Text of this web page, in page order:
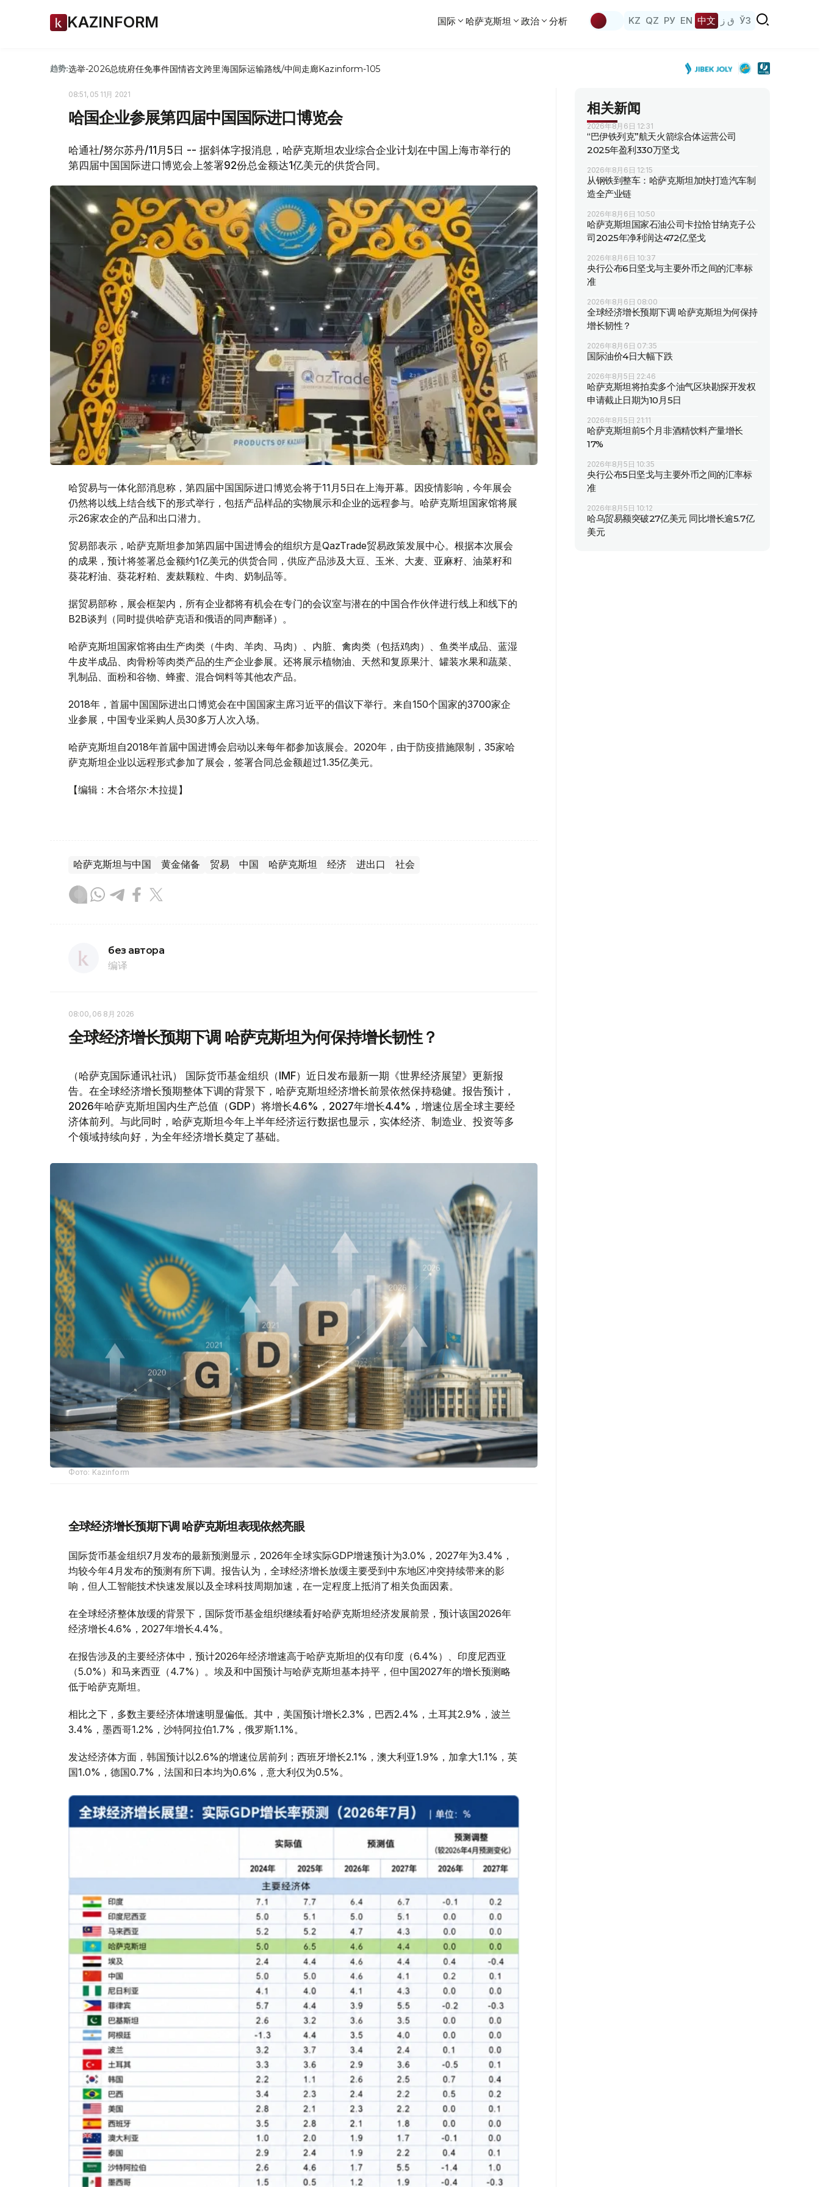
KAZINFORM 国际 哈萨克斯坦 政治 分析 KZ QZ РУ EN 中文 ق ز ЎЗ
趋势:选举-2026总统府任免事件国情咨文跨里海国际运输路线/中间走廊Kazinform-105
08:51, 05 11月 2021
哈国企业参展第四届中国国际进口博览会
哈通社/努尔苏丹/11月5日 -- 据斜体字报消息，哈萨克斯坦农业综合企业计划在中国上海市举行的
第四届中国国际进口博览会上签署92份总金额达1亿美元的供货合同。
哈贸易与一体化部消息称，第四届中国国际进口博览会将于11月5日在上海开幕。因疫情影响，今年展会
仍然将以线上结合线下的形式举行，包括产品样品的实物展示和企业的远程参与。哈萨克斯坦国家馆将展
示26家农企的产品和出口潜力。
贸易部表示，哈萨克斯坦参加第四届中国进博会的组织方是QazTrade贸易政策发展中心。根据本次展会
的成果，预计将签署总金额约1亿美元的供货合同，供应产品涉及大豆、玉米、大麦、亚麻籽、油菜籽和
葵花籽油、葵花籽粕、麦麸颗粒、牛肉、奶制品等。
据贸易部称，展会框架内，所有企业都将有机会在专门的会议室与潜在的中国合作伙伴进行线上和线下的
B2B谈判（同时提供哈萨克语和俄语的同声翻译）。
哈萨克斯坦国家馆将由生产肉类（牛肉、羊肉、马肉）、内脏、禽肉类（包括鸡肉）、鱼类半成品、蓝湿
牛皮半成品、肉骨粉等肉类产品的生产企业参展。还将展示植物油、天然和复原果汁、罐装水果和蔬菜、
乳制品、面粉和谷物、蜂蜜、混合饲料等其他农产品。
2018年，首届中国国际进出口博览会在中国国家主席习近平的倡议下举行。来自150个国家的3700家企
业参展，中国专业采购人员30多万人次入场。
哈萨克斯坦自2018年首届中国进博会启动以来每年都参加该展会。2020年，由于防疫措施限制，35家哈
萨克斯坦企业以远程形式参加了展会，签署合同总金额超过1.35亿美元。
【编辑：木合塔尔·木拉提】
哈萨克斯坦与中国 黄金储备 贸易 中国 哈萨克斯坦 经济 进出口 社会
без автора
编译
08:00, 06 8月 2026
全球经济增长预期下调 哈萨克斯坦为何保持增长韧性？
（哈萨克国际通讯社讯） 国际货币基金组织（IMF）近日发布最新一期《世界经济展望》更新报
告。在全球经济增长预期整体下调的背景下，哈萨克斯坦经济增长前景依然保持稳健。报告预计，
2026年哈萨克斯坦国内生产总值（GDP）将增长4.6%，2027年增长4.4%，增速位居全球主要经
济体前列。与此同时，哈萨克斯坦今年上半年经济运行数据也显示，实体经济、制造业、投资等多
个领域持续向好，为全年经济增长奠定了基础。
Фото: Kazinform
全球经济增长预期下调 哈萨克斯坦表现依然亮眼
国际货币基金组织7月发布的最新预测显示，2026年全球实际GDP增速预计为3.0%，2027年为3.4%，
均较今年4月发布的预测有所下调。报告认为，全球经济增长放缓主要受到中东地区冲突持续带来的影
响，但人工智能技术快速发展以及全球科技周期加速，在一定程度上抵消了相关负面因素。
在全球经济整体放缓的背景下，国际货币基金组织继续看好哈萨克斯坦经济发展前景，预计该国2026年
经济增长4.6%，2027年增长4.4%。
在报告涉及的主要经济体中，预计2026年经济增速高于哈萨克斯坦的仅有印度（6.4%）、印度尼西亚
（5.0%）和马来西亚（4.7%）。埃及和中国预计与哈萨克斯坦基本持平，但中国2027年的增长预测略
低于哈萨克斯坦。
相比之下，多数主要经济体增速明显偏低。其中，美国预计增长2.3%，巴西2.4%，土耳其2.9%，波兰
3.4%，墨西哥1.2%，沙特阿拉伯1.7%，俄罗斯1.1%。
发达经济体方面，韩国预计以2.6%的增速位居前列；西班牙增长2.1%，澳大利亚1.9%，加拿大1.1%，英
国1.0%，德国0.7%，法国和日本均为0.6%，意大利仅为0.5%。
相关新闻
2026年8月6日 12:31
“巴伊铁列克”航天火箭综合体运营公司
2025年盈利330万坚戈
2026年8月6日 12:15
从钢铁到整车：哈萨克斯坦加快打造汽车制
造全产业链
2026年8月6日 10:50
哈萨克斯坦国家石油公司卡拉恰甘纳克子公
司2025年净利润达472亿坚戈
2026年8月6日 10:37
央行公布6日坚戈与主要外币之间的汇率标
准
2026年8月6日 08:00
全球经济增长预期下调 哈萨克斯坦为何保持
增长韧性？
2026年8月6日 07:35
国际油价4日大幅下跌
2026年8月5日 22:46
哈萨克斯坦将拍卖多个油气区块勘探开发权
申请截止日期为10月5日
2026年8月5日 21:11
哈萨克斯坦前5个月非酒精饮料产量增长
17%
2026年8月5日 10:35
央行公布5日坚戈与主要外币之间的汇率标
准
2026年8月5日 10:12
哈乌贸易额突破27亿美元 同比增长逾5.7亿
美元